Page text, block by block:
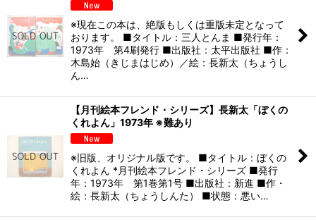
※現在この本は、絶版もしくは重版未定となって
おります。 ■タイトル：三人とんま ■発行年：
1973年 第4刷発行 ■出版社：太平出版社 ■作：
木島始（きじまはじめ）／絵：長新太（ちょうし
ん…
【月刊絵本フレンド・シリーズ】長新太「ぼくの
くれよん」1973年 ※難あり
※旧版、オリジナル版です。 ■タイトル：ぼくの
くれよん *月刊絵本フレンド・シリーズ ■発行
年：1973年 第1巻第1号 ■出版社：新進 ■作・
絵：長新太（ちょうしんた） ■状態：悪い…